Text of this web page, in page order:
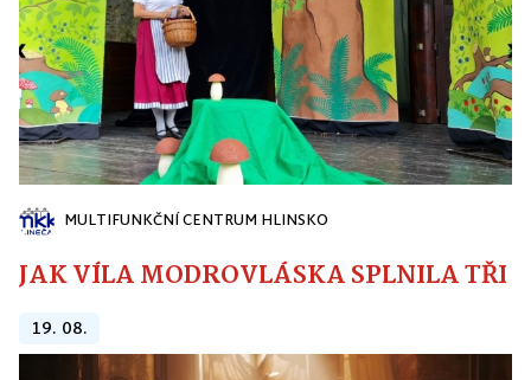
MULTIFUNKČNÍ CENTRUM HLINSKO
JAK VÍLA MODROVLÁSKA SPLNILA
19. 08.